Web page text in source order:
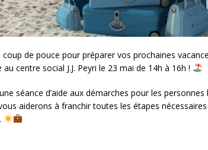
coup de pouce pour préparer vos prochaines
centre social J.J. Peyri le 23 mai de 14h à 16h !
séance d’aide aux démarches pour les personnes
aiderons à franchir toutes les étapes